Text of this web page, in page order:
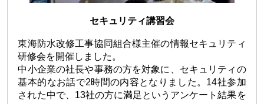
セキュリティ講習会
東海防水改修工事協同組合様主催の情報セキュリティ
研修会を開催しました。
中小企業の社長や事務の方を対象に、セキュリティの
基本的なお話で2時間の内容となりました。14社参加
された中で、13社の方に満足というアンケート結果を